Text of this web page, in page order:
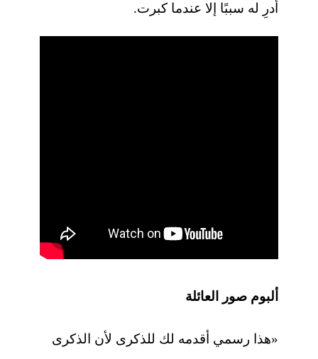
أدرِ له سببًا إلا عندما كبرت.
ألبوم صور العائلة
«هذا رسمي أقدمه لك للذكرى لأن الذكرى